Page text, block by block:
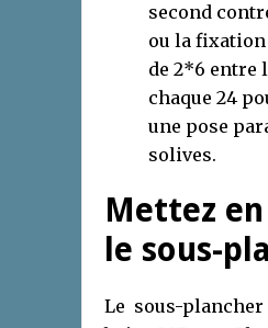
second
ou la fixation
de 2*6 entre
chaque 24
une pose
solives.
Mettez
le sous-
Le sous-